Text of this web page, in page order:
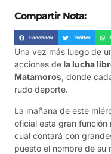
Compartir Nota:
Facebook Twitter
Una vez más luego de
acciones de la lucha
Matamoros, donde
rudo deporte.
La mañana de este
oficial esta gran función
cual contará con
puesto el nombre de su